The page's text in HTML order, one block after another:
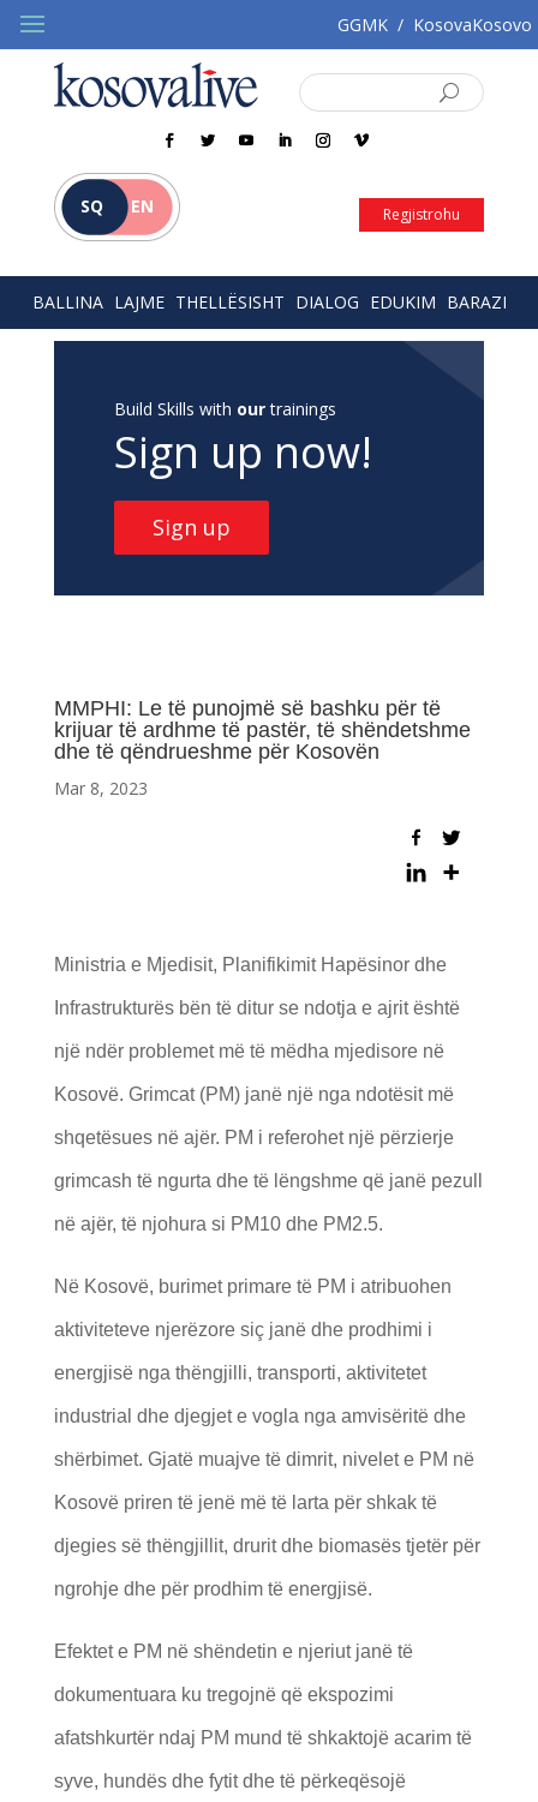
GGMK / KosovaKosovo
SQ EN Regjistrohu
BALLINA LAJME THELLËSISHT DIALOG EDUKIM BARAZI
Build Skills with ourtrainings
Sign up now!
Sign up
MMPHI: Le të punojmë së bashku për të
krijuar të ardhme të pastër, të shëndetshme
dhe të qëndrueshme për Kosovën
Mar 8, 2023
Ministria e Mjedisit, Planifikimit Hapësinor dhe
Infrastrukturës bën të ditur se ndotja e ajrit është
një ndër problemet më të mëdha mjedisore në
Kosovë. Grimcat (PM) janë një nga ndotësit më
shqetësues në ajër. PM i referohet një përzierje
grimcash të ngurta dhe të lëngshme që janë pezull
në ajër, të njohura si PM10 dhe PM2.5.
Në Kosovë, burimet primare të PM i atribuohen
aktiviteteve njerëzore siç janë dhe prodhimi i
energjisë nga thëngjilli, transporti, aktivitetet
industrial dhe djegjet e vogla nga amvisëritë dhe
shërbimet. Gjatë muajve të dimrit, nivelet e PM në
Kosovë priren të jenë më të larta për shkak të
djegies së thëngjillit, drurit dhe biomasës tjetër për
ngrohje dhe për prodhim të energjisë.
Efektet e PM në shëndetin e njeriut janë të
dokumentuara ku tregojnë që ekspozimi
afatshkurtër ndaj PM mund të shkaktojë acarim të
syve, hundës dhe fytit dhe të përkeqësojë